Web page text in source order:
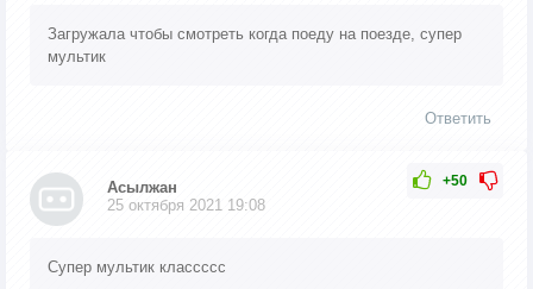
Загружала чтобы смотреть когда поеду на поезде, супер
мультик
Ответить
+50
Асылжан
25 октября 2021 19:08
Супер мультик классссс